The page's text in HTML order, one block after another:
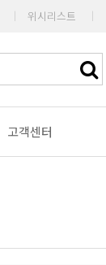
| 위시리스트 |
고객센터